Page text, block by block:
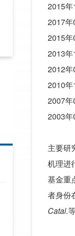
2015
2017
2015
2013
2012
2010
2007
2003
主要研
机理进
基金重
者身份
Catal.